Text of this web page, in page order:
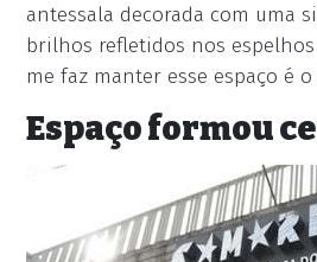
antessala decorada com uma
brilhos refletidos nos
me faz manter esse espaço é
Espaço formou